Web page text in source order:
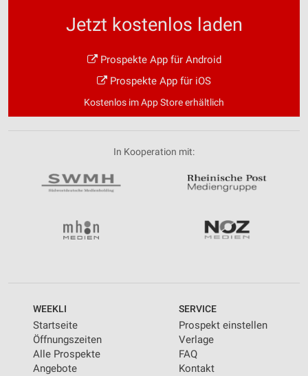
Jetzt kostenlos laden
Prospekte App für Android
Prospekte App für iOS
Kostenlos im App Store erhältlich
In Kooperation mit:
WEEKLI
Startseite
Öffnungszeiten
Alle Prospekte
Angebote
SERVICE
Prospekt einstellen
Verlage
FAQ
Kontakt